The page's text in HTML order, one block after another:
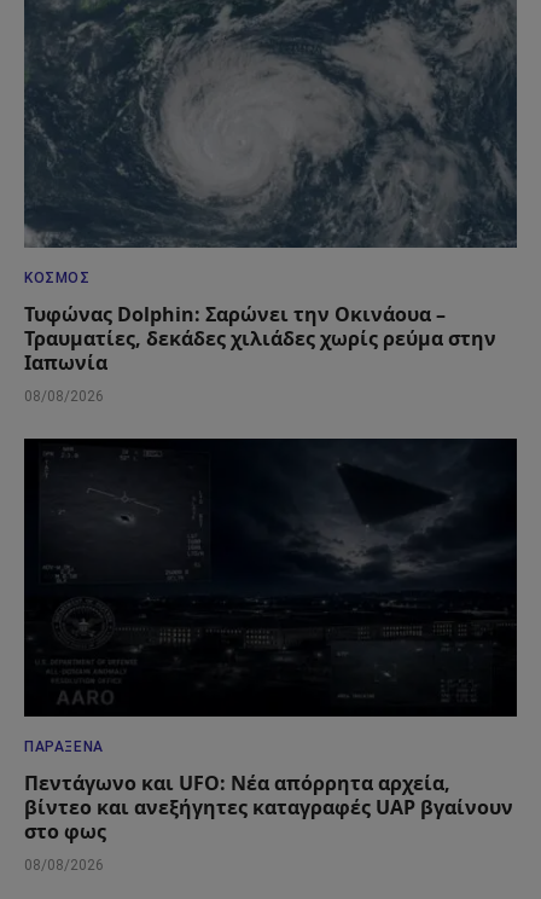
ΚΌΣΜΟΣ
Τυφώνας Dolphin: Σαρώνει την Οκινάουα –
Τραυματίες, δεκάδες χιλιάδες χωρίς ρεύμα στην
Ιαπωνία
08/08/2026
ΠΑΡΆΞΕΝΑ
Πεντάγωνο και UFO: Νέα απόρρητα αρχεία,
βίντεο και ανεξήγητες καταγραφές UAP βγαίνουν
στο φως
08/08/2026